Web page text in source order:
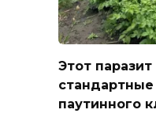
Этот
паутинного